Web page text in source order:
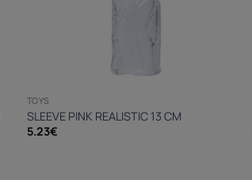
TOYS
SLEEVE PINK REALISTIC 13 CM
5.23€